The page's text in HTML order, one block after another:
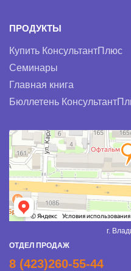
ПРОДУКТЫ
Купить КонсультантПлюс
Семинары
Главная книга
Бюллетень
г.
ОТДЕЛ ПРОДАЖ
8 (423)260-55-44